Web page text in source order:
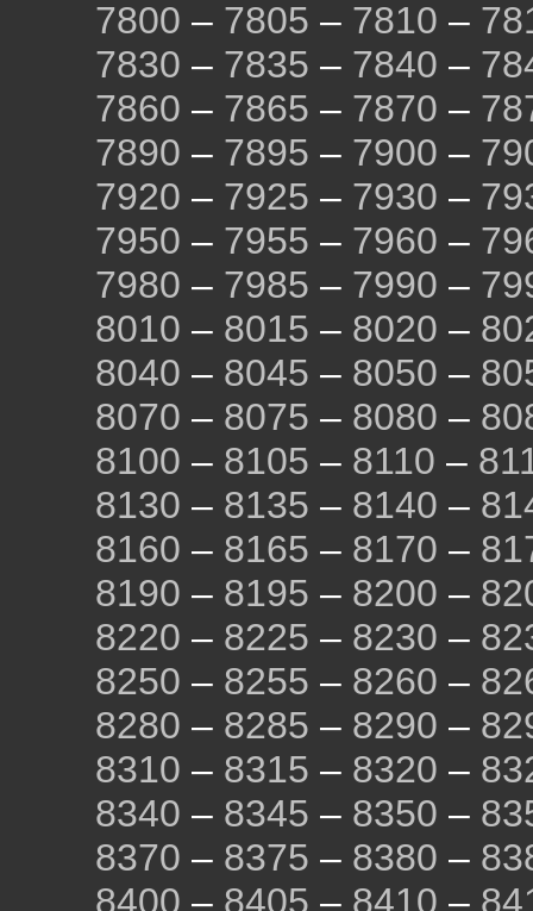
7800 – 7805 – 7810 –
7830 – 7835 – 7840 –
7860 – 7865 – 7870 –
7890 – 7895 – 7900 –
7920 – 7925 – 7930 –
7950 – 7955 – 7960 –
7980 – 7985 – 7990 –
8010 – 8015 – 8020 –
8040 – 8045 – 8050 –
8070 – 8075 – 8080 –
8100 – 8105 – 8110 –
8130 – 8135 – 8140 –
8160 – 8165 – 8170 –
8190 – 8195 – 8200 –
8220 – 8225 – 8230 –
8250 – 8255 – 8260 –
8280 – 8285 – 8290 –
8310 – 8315 – 8320 –
8340 – 8345 – 8350 –
8370 – 8375 – 8380 –
8400 – 8405 – 8410 –